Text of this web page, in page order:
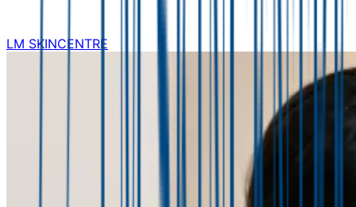
LM SKINCENTRE